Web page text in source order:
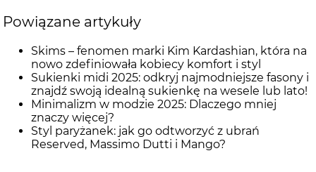
Powiązane artykuły
Skims – fenomen marki Kim Kardashian, która na
nowo zdefiniowała kobiecy komfort i styl
Sukienki midi 2025: odkryj najmodniejsze fasony i
znajdź swoją idealną sukienkę na wesele lub lato!
Minimalizm w modzie 2025: Dlaczego mniej
znaczy więcej?
Styl paryżanek: jak go odtworzyć z ubrań
Reserved, Massimo Dutti i Mango?